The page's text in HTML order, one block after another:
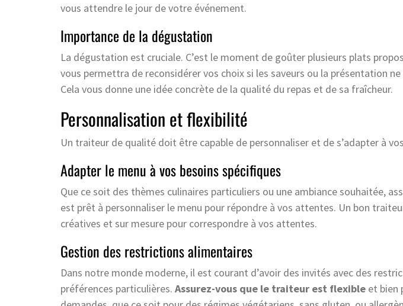
vous attendre le jour de votre événement.
Importance de la dégustation
La dégustation est cruciale. C’est le moment de goûter plusieurs plats
vous permettra de reconsidérer vos choix si les saveurs ou la présentation
Cela vous donne une idée concrète de la qualité du repas et de sa fraîcheur.
Personnalisation et flexibilité
Un traiteur de qualité doit être capable de personnaliser et de s’adapter à
Adapter le menu à vos besoins spécifiques
Que ce soit des thèmes culinaires particuliers ou une ambiance souhaitée,
est prêt à personnaliser le menu pour répondre à vos attentes. Un bon
créatives et sur mesure pour correspondre à vos attentes.
Gestion des restrictions alimentaires
Dans notre monde moderne, il est courant d’avoir des invités avec des
préférences particulières. Assurez-vous que le traiteur est flexible et bien